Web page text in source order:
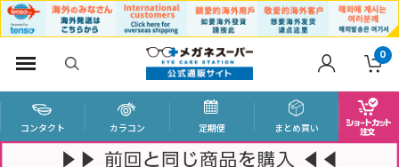
0
コンタクト カラコン 定期便 まとめ買い